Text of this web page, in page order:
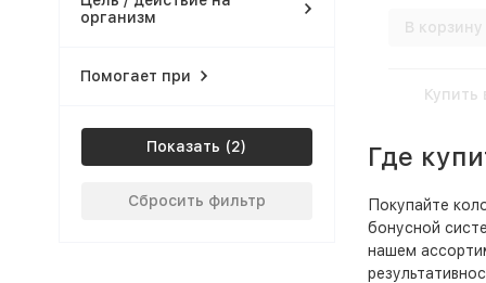
В корзину
Купить
Где
Покупайте
бонусной
нашем
организм
Помогает при
Показать
Сбросить фильтр